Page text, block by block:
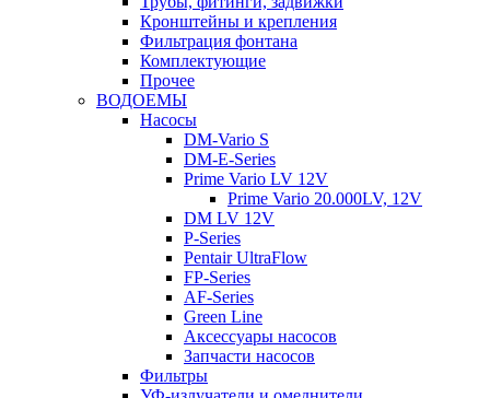
Кронштейны и крепления
Фильтрация фонтана
Комплектующие
Прочее
ВОДОЕМЫ
Насосы
DM-Vario S
DM-E-Series
Prime Vario LV 12V
Prime Vario 20.000LV, 12V
DM LV 12V
P-Series
Pentair UltraFlow
FP-Series
AF-Series
Green Line
Аксессуары насосов
Запчасти насосов
Фильтры